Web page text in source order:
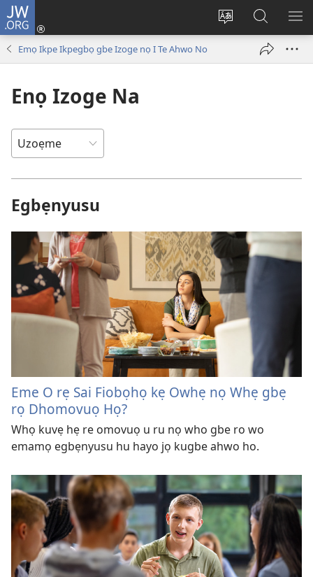
JW.ORG
Nwene
Ro
Eva
Gwọlọ
JW.ORG
Emọ Ikpe Ikpegbọ gbe Izoge nọ I Te Ahwo No
Enọ Izoge Na
Egbẹnyusu
Eme O rẹ Sai Fiobọhọ kẹ Owhẹ nọ Whẹ gbẹ
rọ Dhomovuọ Họ?
Whọ kuvẹ hẹ re omovuọ u ru nọ who gbe ro wo
emamọ egbẹnyusu hu hayo jọ kugbe ahwo ho.